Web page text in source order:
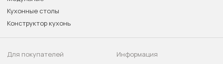
Кухонные столы
Конструктор кухонь
Для покупателей
Информация